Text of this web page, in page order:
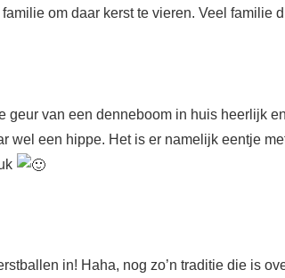
om daar kerst te vieren. Veel familie
geur van een denneboom in huis heerlijk
wel een hippe. Het is er namelijk eentje
in! Haha, nog zo’n traditie die is